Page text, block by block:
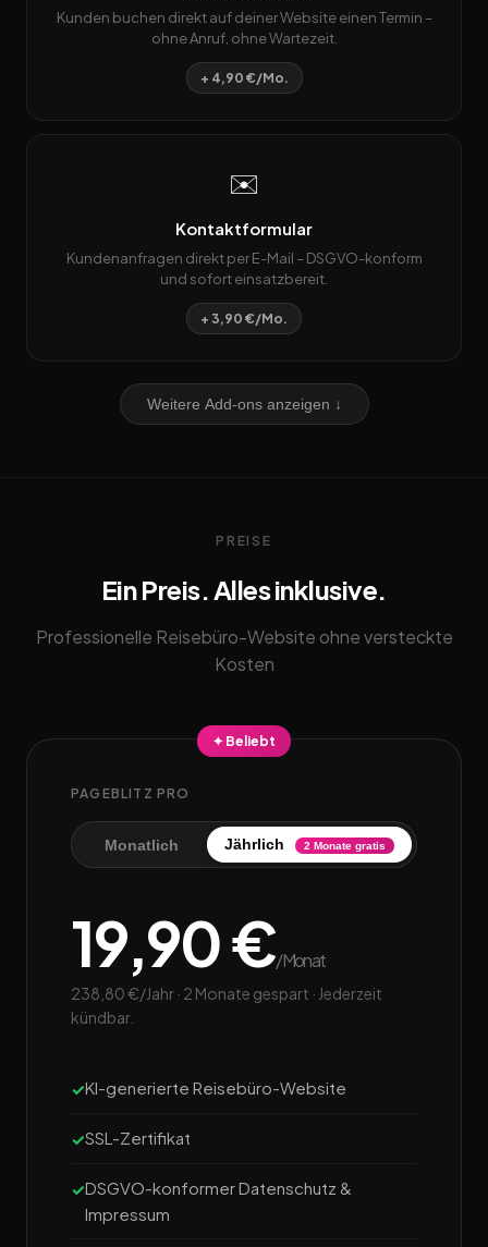
Kunden buchen direkt auf deiner Website einen Termin –
ohne Anruf, ohne Wartezeit.
+ 4,90 €/Mo.
✉️
Kontaktformular
Kundenanfragen direkt per E-Mail – DSGVO-konform
und sofort einsatzbereit.
+ 3,90 €/Mo.
Weitere Add-ons anzeigen ↓
PREISE
Ein Preis. Alles inklusive.
Professionelle Reisebüro-Website ohne versteckte
Kosten
✦ Beliebt
PAGEBLITZ PRO
Monatlich Jährlich 2 Monate gratis
19,90 €/Monat
238,80 €/Jahr · 2 Monate gespart · Jederzeit
kündbar.
KI-generierte Reisebüro-Website
SSL-Zertifikat
DSGVO-konformer Datenschutz &
Impressum